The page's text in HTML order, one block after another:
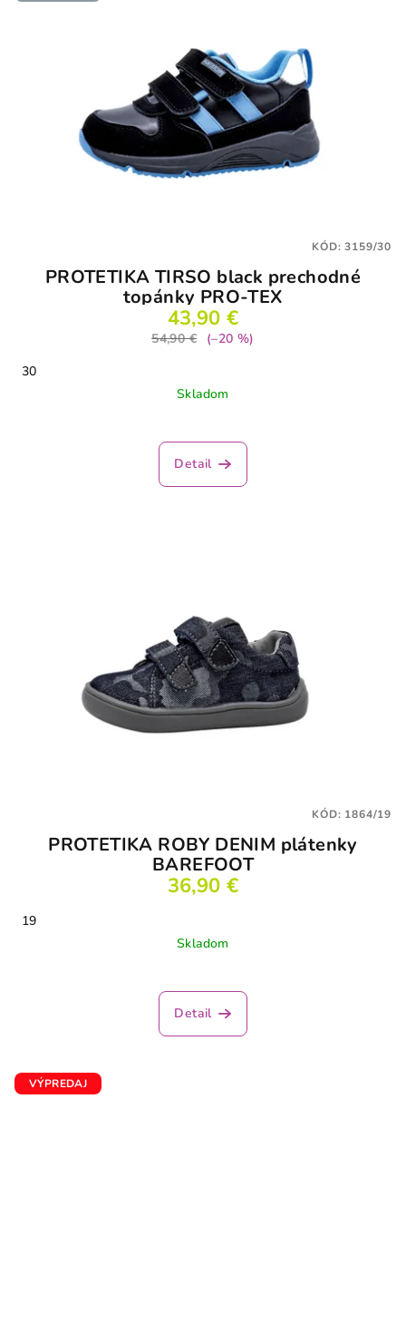
PROTETIKA TIRSO black prechodné
topánky PRO-TEX
43,90 €
54,90 €
(–20 %)
30
Skladom
Detail
KÓD:3159/30
PROTETIKA ROBY DENIM plátenky
BAREFOOT
36,90 €
19
Skladom
Detail
KÓD: 1864/19
VÝPREDAJ